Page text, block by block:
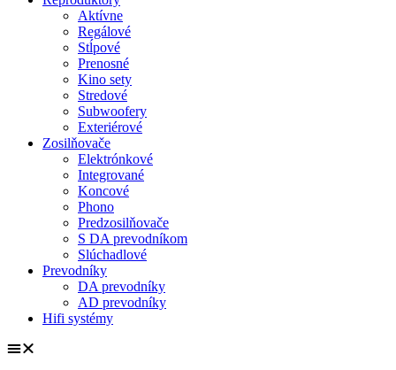
Aktívne
Regálové
Stĺpové
Prenosné
Kino sety
Stredové
Subwoofery
Exteriérové
Zosilňovače
Elektrónkové
Integrované
Koncové
Phono
Predzosilňovače
S DA prevodníkom
Slúchadlové
Prevodníky
DA prevodníky
AD prevodníky
Hifi systémy